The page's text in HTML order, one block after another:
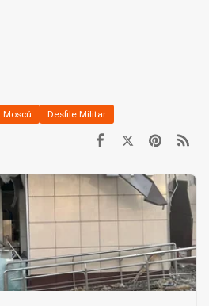
Moscú Desfile Militar